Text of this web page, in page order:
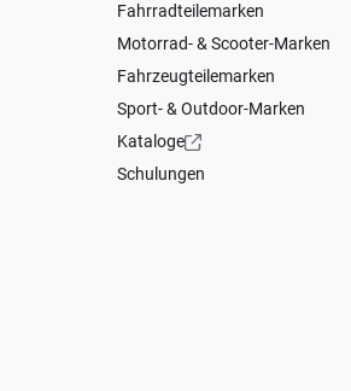
Fahrradteilemarken
Motorrad- & Scooter-Marken
Fahrzeugteilemarken
Sport- & Outdoor-Marken
Kataloge
Schulungen